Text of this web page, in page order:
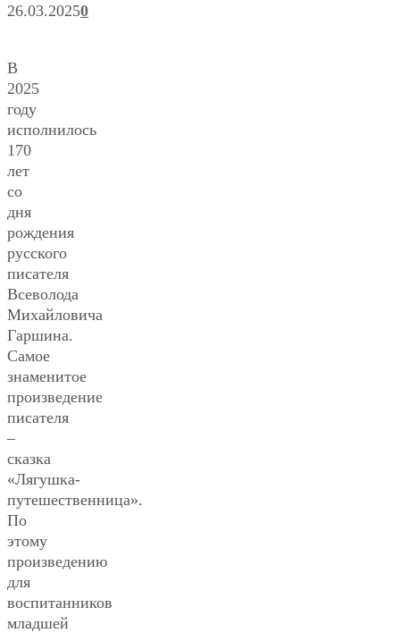
26.03.20250
В
2025
году
исполнилось
170
лет
со
дня
рождения
русского
писателя
Всеволода
Михайловича
Гаршина.
Самое
знаменитое
произведение
писателя
–
сказка
«Лягушка-
путешественница».
По
этому
произведению
для
воспитанников
младшей